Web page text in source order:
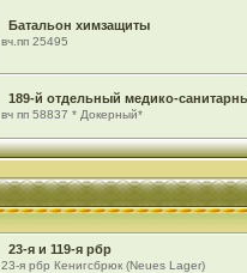
Батальон химзащиты
вч.пп 25495
189-й отдельный медико-
вч пп 58837 * Докерный*
23-я и 119-я рбр
23-я рбр Кенигсбрюк (Neues Lager)